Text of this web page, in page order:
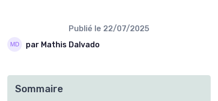
Publié le 22/07/2025
par Mathis Dalvado
Sommaire